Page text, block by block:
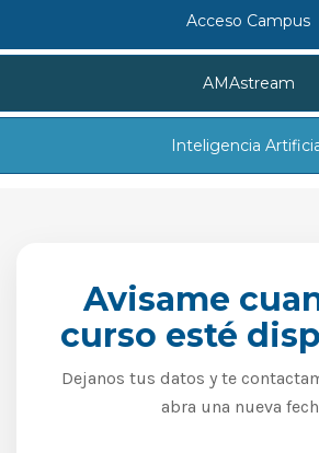
Acceso Campus
AMAstream
Inteligencia
Avisame
curso esté
Dejanos tus datos y te
abra una nueva